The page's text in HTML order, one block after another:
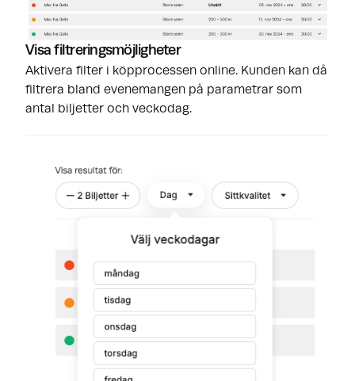
Visa filtreringsmöjligheter
Aktivera filter i köpprocessen online. Kunden kan då
filtrera bland evenemangen på parametrar som
antal biljetter och veckodag.